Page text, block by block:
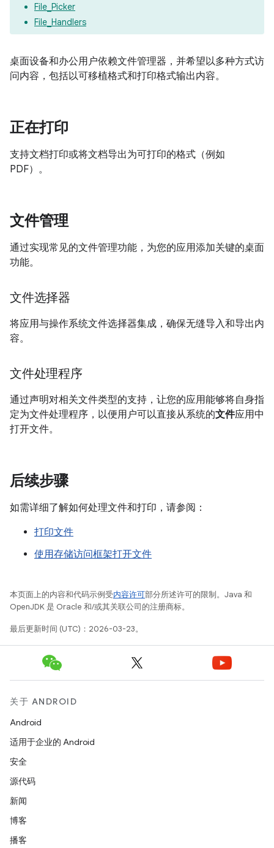
File_Picker
File_Handlers
桌面设备和办公用户依赖文件管理器，并希望以多种方式访
问内容，包括以可移植格式和打印格式输出内容。
正在打印
支持文档打印或将文档导出为可打印的格式（例如
PDF）。
文件管理
通过实现常见的文件管理功能，为您的应用添加关键的桌面
功能。
文件选择器
将应用与操作系统文件选择器集成，确保无缝导入和导出内
容。
文件处理程序
通过声明对相关文件类型的支持，让您的应用能够将自身指
定为文件处理程序，以便用户可以直接从系统的文件应用中
打开文件。
后续步骤
如需详细了解如何处理文件和打印，请参阅：
打印文件
使用存储访问框架打开文件
本页面上的内容和代码示例受内容许可部分所述许可的限制。Java 和
OpenJDK 是 Oracle 和/或其关联公司的注册商标。
最后更新时间 (UTC)：2026-03-23。
关于 ANDROID
Android
适用于企业的 Android
安全
源代码
新闻
博客
播客